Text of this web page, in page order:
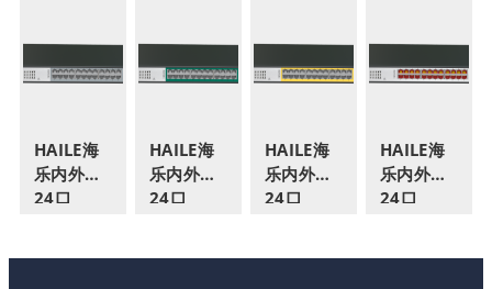
HAILE海
乐内外网
24口
HAILE海
乐内外网
24口
HAILE海
乐内外网
24口
HAILE海
乐内外网
24口